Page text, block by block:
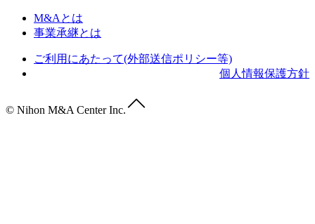
M&Aとは
事業承継とは
ご利用にあたって(外部送信ポリシー等)
個人情報保護方針
© Nihon M&A Center Inc.